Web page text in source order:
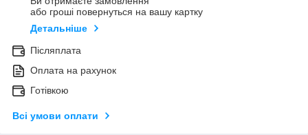
або гроші повернуться на вашу картку
Детальніше
Післяплата
Оплата на рахунок
Готівкою
Всі умови оплати